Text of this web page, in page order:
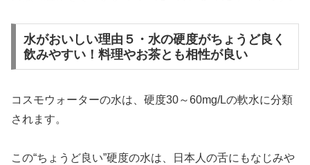
水がおいしい理由５・水の硬度がちょうど良く
飲みやすい！料理やお茶とも相性が良い
コスモウォーターの水は、硬度30～60mg/Lの軟水に分類
されます。
この“ちょうど良い”硬度の水は、日本人の舌にもなじみや